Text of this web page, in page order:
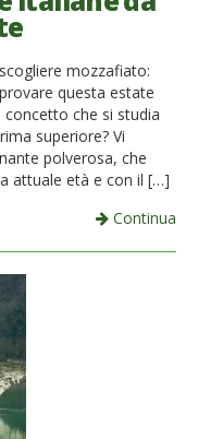
mozzafiato:
questa estate
concetto che si studia
superiore? Vi
polverosa, che
attuale età e con il […]
Continua